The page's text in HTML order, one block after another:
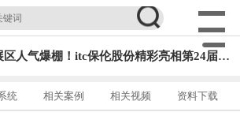
全栈AI能力展示，展区人气爆棚！itc保伦股份精彩亮相第24届广州国际专业灯光、音响展览会
统 相关案例 相关视频 资料下载